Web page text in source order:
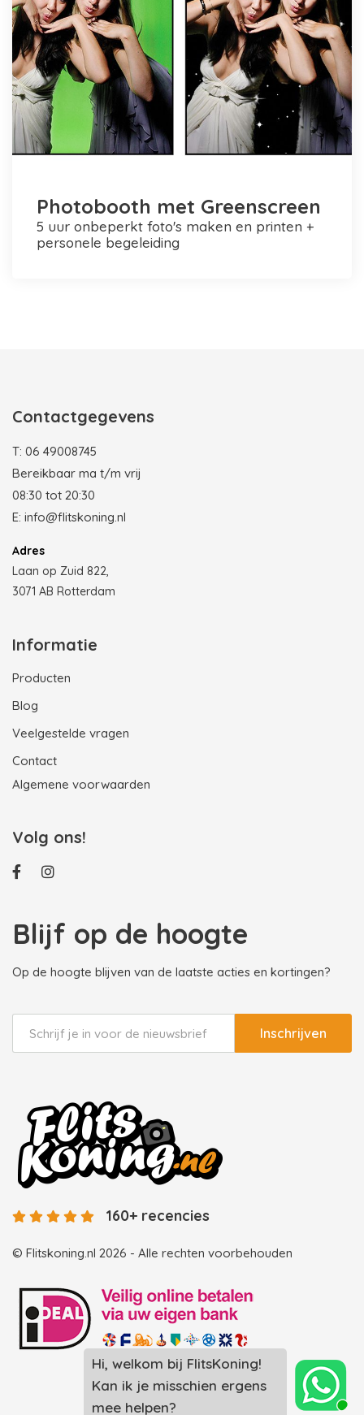
Hi, welkom bij FlitsKoning!
Kan ik je misschien ergens
mee helpen?
Photobooth met Greenscreen
5 uur onbeperkt foto's maken en printen +
personele begeleiding
Contactgegevens
T: 06 49008745
Bereikbaar ma t/m vrij
08:30 tot 20:30
E: info@flitskoning.nl
Adres
Laan op Zuid 822,
3071 AB Rotterdam
Informatie
Producten
Blog
Veelgestelde vragen
Contact
Algemene voorwaarden
Volg ons!
Blijf op de hoogte
Op de hoogte blijven van de laatste acties en kortingen?
Inschrijven
© Flitskoning.nl 2026 - Alle rechten voorbehouden
160+ recencies
Landingspagina overzicht photobooths
Landingspagina overzicht videobooths
Photobooth huren in Spijkenisse